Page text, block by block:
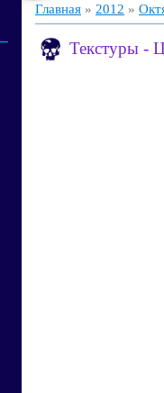
Главная » 2012 »
Текстуры -